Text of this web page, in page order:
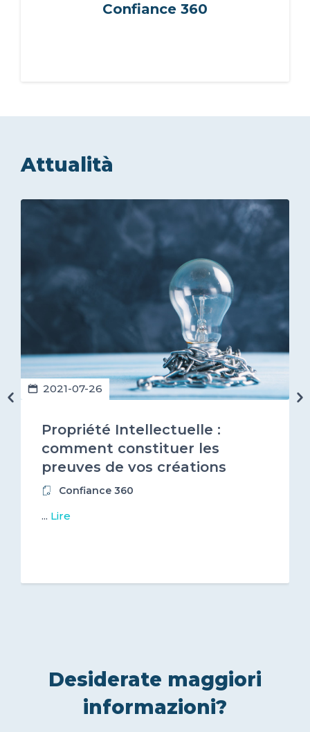
Confiance 360
Attualità
2021-07-26
Propriété Intellectuelle :
comment constituer les
preuves de vos créations
logiciels ?
Confiance 360
... Lire
Desiderate maggiori
informazioni?